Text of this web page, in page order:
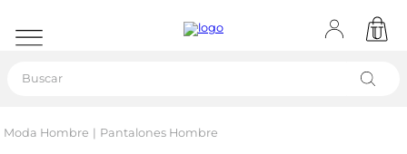
Moda Hombre Pantalones Hombre